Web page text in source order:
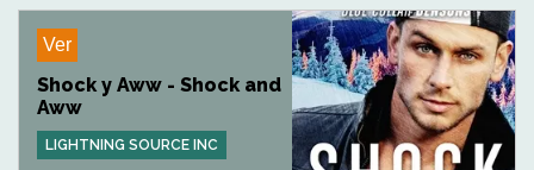
Ver
Shock y Aww - Shock and
Aww
LIGHTNING SOURCE INC